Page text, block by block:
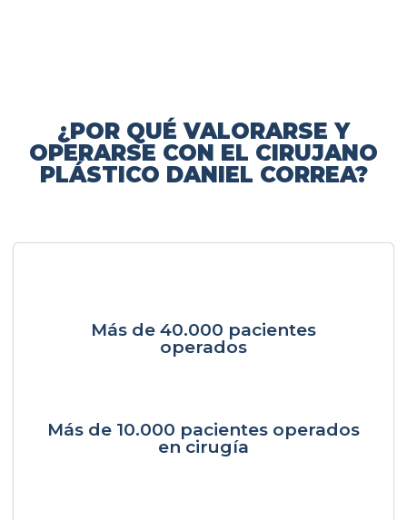
¿POR QUÉ VALORARSE Y
OPERARSE CON EL CIRUJANO
PLÁSTICO DANIEL CORREA?
Más de 40.000 pacientes
operados
Más de 10.000 pacientes operados
en cirugía